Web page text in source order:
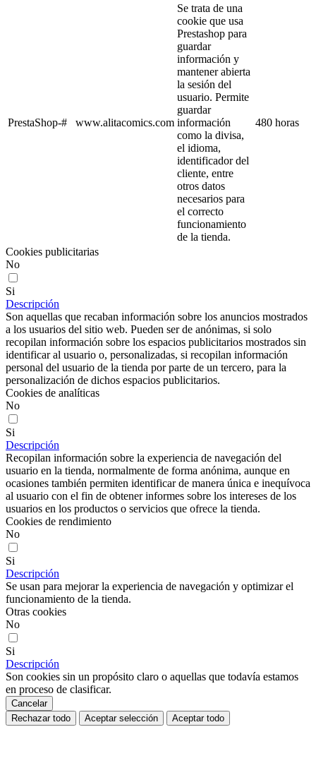
PrestaShop-# www.alitacomics.com
Se trata de una
cookie que usa
Prestashop para
guardar
información y
mantener abierta
la sesión del
usuario. Permite
guardar
información
como la divisa,
el idioma,
identificador del
cliente, entre
otros datos
necesarios para
el correcto
funcionamiento
de la tienda.
480 horas
Cookies publicitarias
No
Si
Descripción
Son aquellas que recaban información sobre los anuncios mostrados
a los usuarios del sitio web. Pueden ser de anónimas, si solo
recopilan información sobre los espacios publicitarios mostrados sin
identificar al usuario o, personalizadas, si recopilan información
personal del usuario de la tienda por parte de un tercero, para la
personalización de dichos espacios publicitarios.
Cookies de analíticas
No
Si
Descripción
Recopilan información sobre la experiencia de navegación del
usuario en la tienda, normalmente de forma anónima, aunque en
ocasiones también permiten identificar de manera única e inequívoca
al usuario con el fin de obtener informes sobre los intereses de los
usuarios en los productos o servicios que ofrece la tienda.
Cookies de rendimiento
No
Si
Descripción
Se usan para mejorar la experiencia de navegación y optimizar el
funcionamiento de la tienda.
Otras cookies
No
Si
Descripción
Son cookies sin un propósito claro o aquellas que todavía estamos
en proceso de clasificar.
Cancelar
Rechazar todo
Aceptar selección Aceptar todo